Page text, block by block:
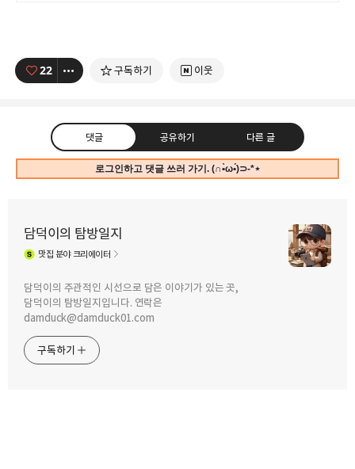
22 구독하기 이웃
댓글 공유하기 다른 글
로그인하고 댓글 쓰러 가기. (∩•̀ω•́)⊃-*⋆
담덕이의 탐방일지
맛집 분야 크리에이터
담덕이의 주관적인 시선으로 담은 이야기가 있는 곳,
담덕이의 탐방일지입니다. 연락은
damduck@damduck01.com
구독하기
트위터
카카오스토리
비오는 날에는 짜장면이죠. 새우랑 고기
양파가 푸짐한 천외천의 삼선짜장. by
직장인 점심 메뉴 탐방
2022.06.30